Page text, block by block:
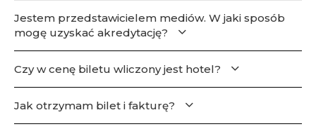
Jestem przedstawicielem mediów. W jaki sposób
mogę uzyskać akredytację?
Czy w cenę biletu wliczony jest hotel?
Jak otrzymam bilet i fakturę?